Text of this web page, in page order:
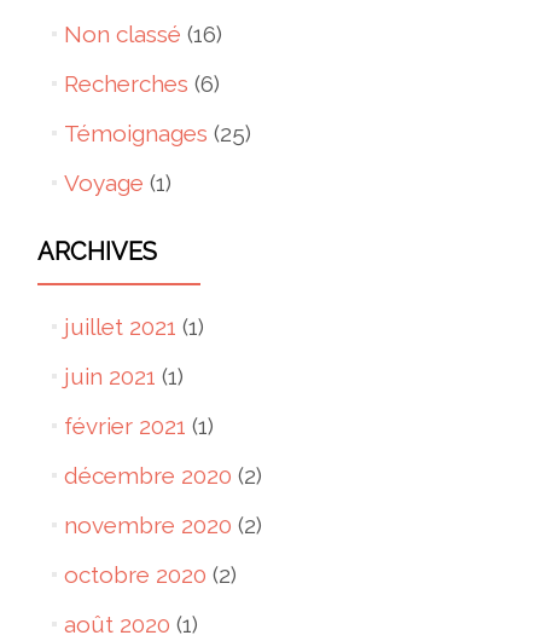
Non classé (16)
Recherches (6)
Témoignages (25)
Voyage (1)
ARCHIVES
juillet 2021 (1)
juin 2021 (1)
février 2021 (1)
décembre 2020 (2)
novembre 2020 (2)
octobre 2020 (2)
août 2020 (1)